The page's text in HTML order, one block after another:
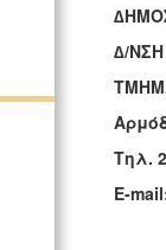
∆/
Τηλ.
E-